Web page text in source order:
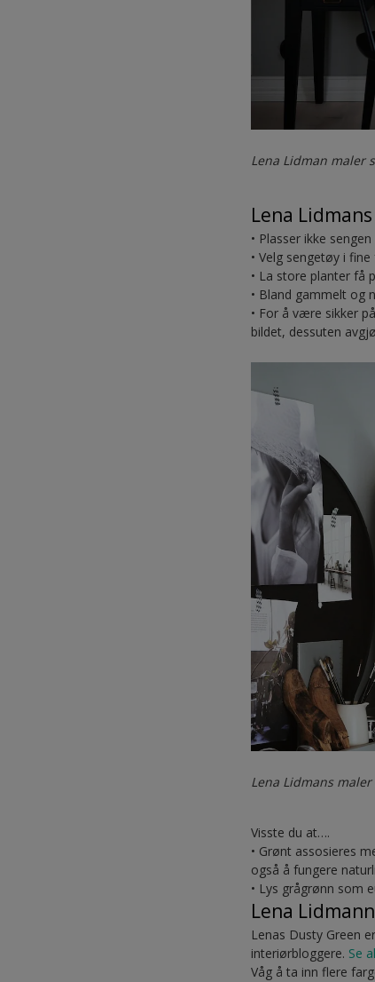
Lena Lidman maler
Lena
• Plasser ikke
• Velg sengetøy i
• La store planter få
• Bland gammelt og
• For å være sikker
bildet, dessuten
Lena Lidmans
Visste du at….
• Grønt assosieres
også å fungere
• Lys grågrønn som
Lena
Lenas Dusty Green
interiørbloggere. Se
Våg å ta inn flere